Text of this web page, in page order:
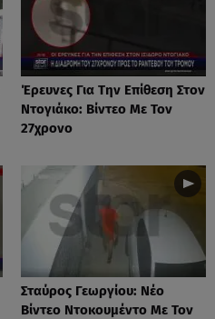
Έρευνες Για Την Επίθεση Στον
Ντογιάκο: Βίντεο Με Τον
27χρονο
Σταύρος Γεωργίου: Νέο
Βίντεο Ντοκουμέντο Με Τον